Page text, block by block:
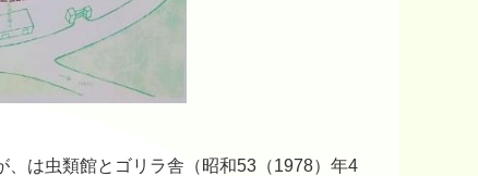
、は虫類館とゴリラ舎（昭和53（1978）年4